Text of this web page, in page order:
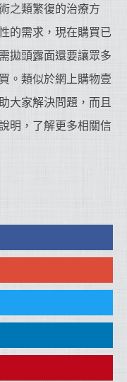
之類繁復的治療方
的需求，現在購買已
拋頭露面還要讓眾多
。類似於網上購物壹
大家解決問題，而且
明，了解更多相關信